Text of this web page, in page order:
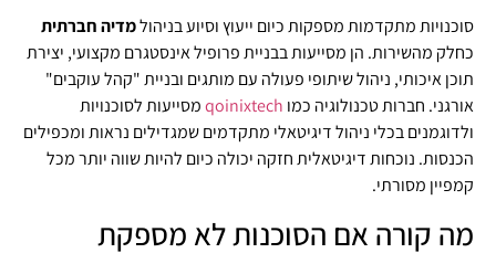
סוכנויות מתקדמות מספקות כיום ייעוץ וסיוע בניהולמדיה חברתית
כחלק מהשירות. הן מסייעות בבניית פרופיל אינסטגרם מקצועי, יצירת
תוכן איכותי, ניהול שיתופי פעולה עם מותגים ובניית "קהל עוקבים"
אורגני. חברות טכנולוגיה כמו qoinixtechמסייעות לסוכנויות
ולדוגמנים בכלי ניהול דיגיטאלי מתקדמים שמגדילים נראות ומכפילים
הכנסות. נוכחות דיגיטאלית חזקה יכולה כיום להיות שווה יותר מכל
קמפיין מסורתי.
מה קורה אם הסוכנות לא מספקת